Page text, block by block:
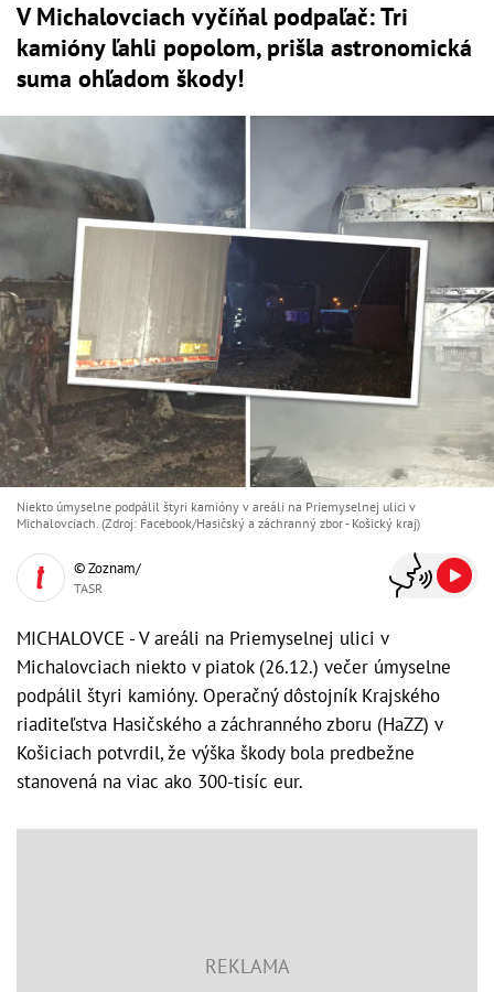
V Michalovciach vyčíňal podpaľač: Tri
kamióny ľahli popolom, prišla astronomická
suma ohľadom škody!
Niekto úmyselne podpálil štyri kamióny v areáli na Priemyselnej ulici v
Michalovciach. (Zdroj: Facebook/Hasičský a záchranný zbor - Košický kraj)
© Zoznam/
TASR
MICHALOVCE - V areáli na Priemyselnej ulici v
Michalovciach niekto v piatok (26.12.) večer úmyselne
podpálil štyri kamióny. Operačný dôstojník Krajského
riaditeľstva Hasičského a záchranného zboru (HaZZ) v
Košiciach potvrdil, že výška škody bola predbežne
stanovená na viac ako 300-tisíc eur.